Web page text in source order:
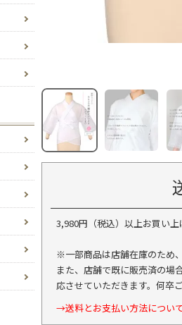
3,980円（税込）以上お買い上
※一部商品は店舗在庫のため
また、店舗で既に販売済の場
応させていただきます。何卒
→送料とお支払い方法につい